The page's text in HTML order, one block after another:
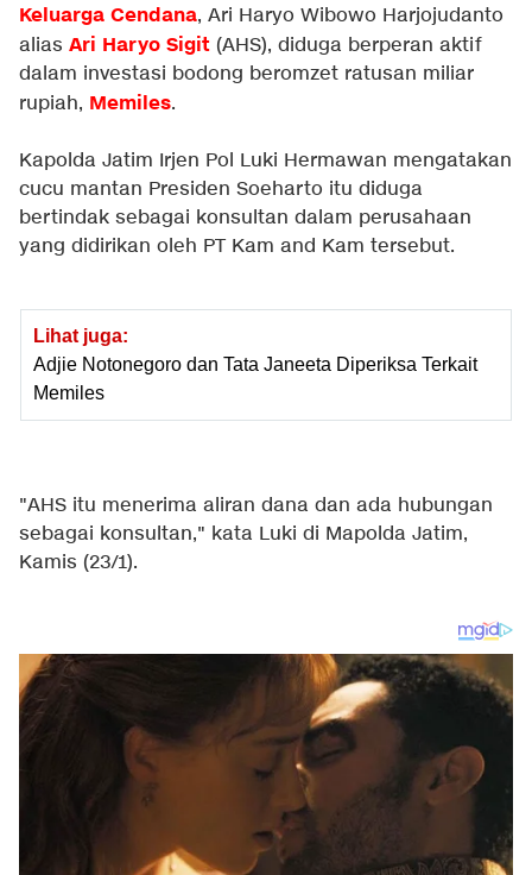
Keluarga Cendana, Ari Haryo Wibowo Harjojudanto
alias Ari Haryo Sigit (AHS), diduga berperan aktif
dalam investasi bodong beromzet ratusan miliar
rupiah, Memiles.
Kapolda Jatim Irjen Pol Luki Hermawan mengatakan
cucu mantan Presiden Soeharto itu diduga
bertindak sebagai konsultan dalam perusahaan
yang didirikan oleh PT Kam and Kam tersebut.
Lihat juga:
Adjie Notonegoro dan Tata Janeeta Diperiksa Terkait
Memiles
"AHS itu menerima aliran dana dan ada hubungan
sebagai konsultan," kata Luki di Mapolda Jatim,
Kamis (23/1).